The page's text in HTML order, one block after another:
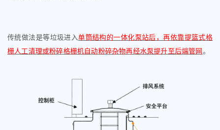
传统做法是等垃圾进入单筒结构的一体化泵站后，再依靠提篮式格
栅人工清理或粉碎格栅机自动粉碎杂物再经水泵提升至后端管网 。